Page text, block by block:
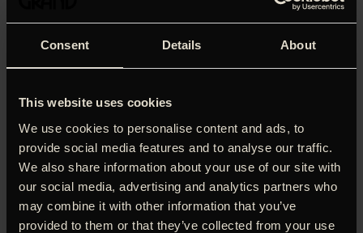
Consent Details About
This website uses cookies
We use cookies to personalise content and ads, to
provide social media features and to analyse our traffic.
We also share information about your use of our site with
our social media, advertising and analytics partners who
may combine it with other information that you’ve
provided to them or that they’ve collected from your use
Programmet bliver som følger:
Søndag d. 13. August kl. 19:00: ’Pride’
fælles fodslag.
Mandag d. 14. august kl. 19.00: ’ Mädchen in Uniform’ (1931)
Verdens første lesbiske film – udspillet på en kostskole for
piger.
Mandag d. 14. august kl. 21.00: ‘
Beyond the Reel
Kortfilms-program fra MIX Copenhagen.